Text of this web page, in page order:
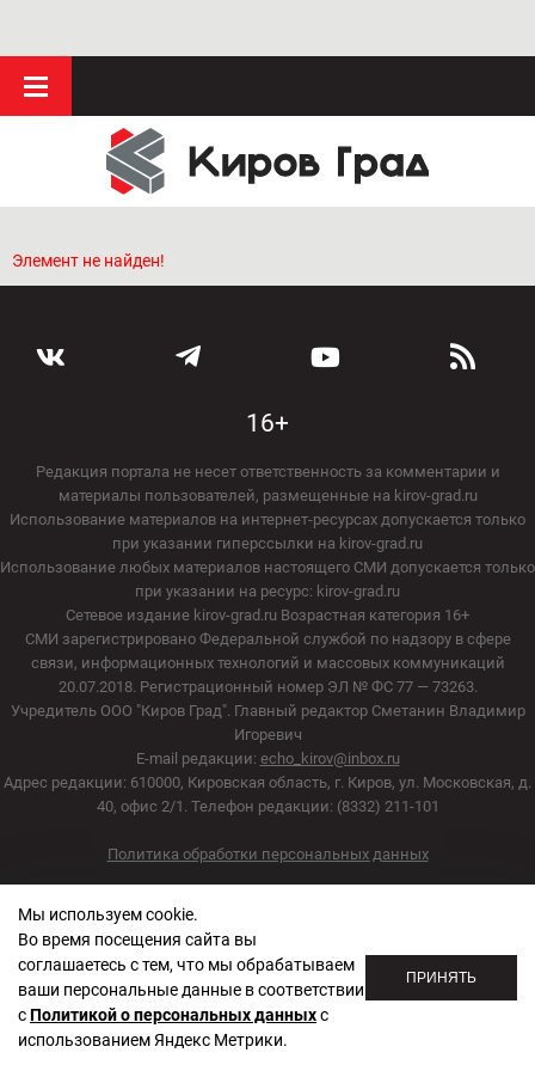
Элемент не найден!
16+
Редакция портала не несет ответственность за комментарии и
материалы пользователей, размещенные на kirov-grad.ru
Использование материалов на интернет-ресурсах допускается только
при указании гиперссылки на kirov-grad.ru
Использование любых материалов настоящего СМИ допускается только
при указании на ресурс: kirov-grad.ru
Сетевое издание kirov-grad.ru Возрастная категория 16+
СМИ зарегистрировано Федеральной службой по надзору в сфере
связи, информационных технологий и массовых коммуникаций
20.07.2018. Регистрационный номер ЭЛ № ФС 77 — 73263.
Учредитель ООО "Киров Град". Главный редактор Сметанин Владимир
Игоревич
E-mail редакции: echo_kirov@inbox.ru
Адрес редакции: 610000, Кировская область, г. Киров, ул. Московская, д.
40, офис 2/1. Телефон редакции: (8332) 211-101
Политика обработки персональных данных
Мы используем cookie.
Во время посещения сайта вы
соглашаетесь с тем, что мы обрабатываем
ваши персональные данные в соответствии
сПолитикой о персональных данныхс
использованием Яндекс Метрики.
ПРИНЯТЬ